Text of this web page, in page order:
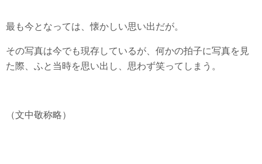
最も今となっては、懐かしい思い出だが。
その写真は今でも現存しているが、何かの拍子に写真を見
た際、ふと当時を思い出し、思わず笑ってしまう。
（文中敬称略）